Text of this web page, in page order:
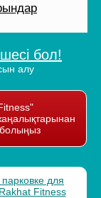
бол!
алу
для
Fitness